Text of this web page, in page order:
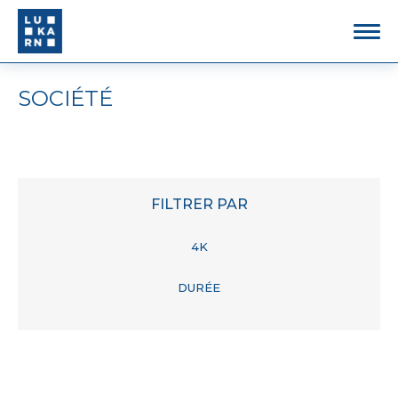
SOCIÉTÉ
FILTRER PAR
4K
DURÉE